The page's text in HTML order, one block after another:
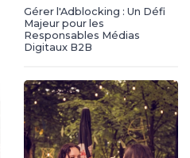
Gérer l'Adblocking : Un Défi
Majeur pour les
Responsables Médias
Digitaux B2B